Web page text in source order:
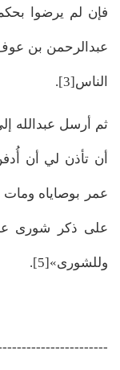
فإن لم يرضوا
عبدالرحمن بن عوف
الناس[3].
ثم أرسل عبدالله
عمر بوصاياه ومات
على ذكر شورى
وللشورى»[5].